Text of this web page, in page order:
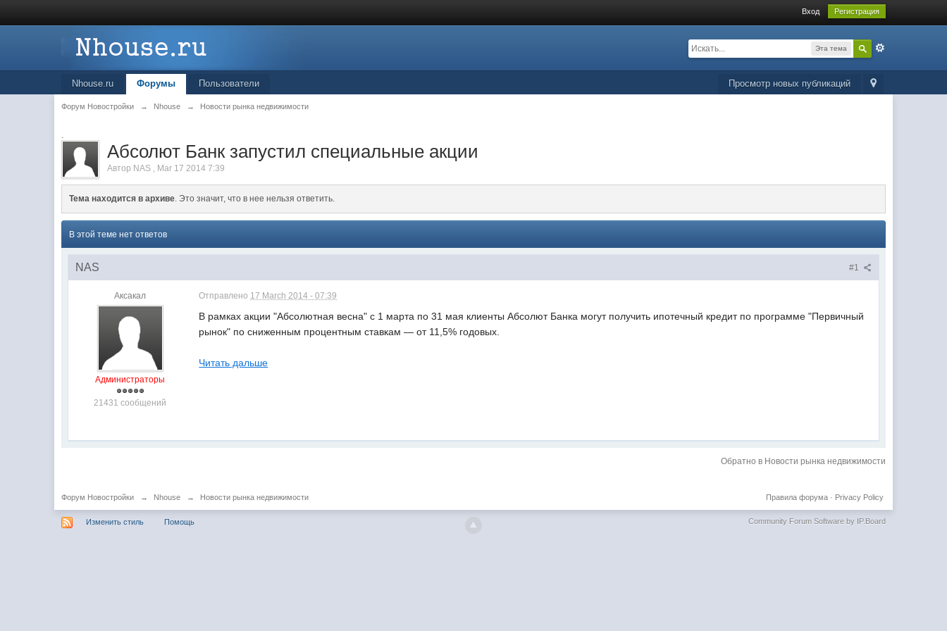
Вход Регистрация
Эта тема
Просмотр новых публикаций
Nhouse.ru Форумы Пользователи
Форум Новостройки → Nhouse → Новости рынка недвижимости
.
Абсолют Банк запустил специальные акции
Автор NAS , Mar 17 2014 7:39
Тема находится в архиве. Это значит, что в нее нельзя ответить.
В этой теме нет ответов
#1
NAS
Аксакал
Администраторы
21431 сообщений
Отправлено 17 March 2014 - 07:39
В рамках акции "Абсолютная весна" с 1 марта по 31 мая клиенты Абсолют Банка могут получить ипотечный кредит по программе "Первичный
рынок" по сниженным процентным ставкам — от 11,5% годовых.
Читать дальше
Обратно в Новости рынка недвижимости
Форум Новостройки → Nhouse → Новости рынка недвижимости Privacy Policy
Правила форума·
Изменить стиль Помощь Community Forum Software by IP.Board